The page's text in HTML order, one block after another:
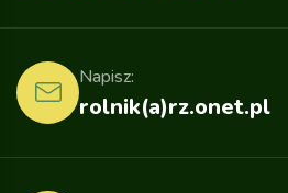
rolnik(a)rz.onet.pl
Napisz: